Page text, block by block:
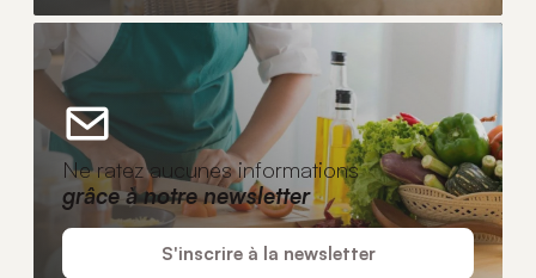
Ne ratez aucunes informations
grâce à notre newsletter
S'inscrire à la newsletter